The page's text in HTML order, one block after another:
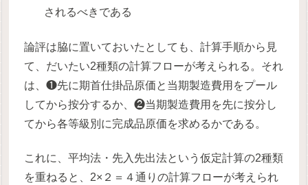
されるべきである
論評は脇に置いておいたとしても、計算手順から見
て、だいたい2種類の計算フローが考えられる。それ
は、❶先に期首仕掛品原価と当期製造費用をプール
してから按分するか、❷当期製造費用を先に按分し
てから各等級別に完成品原価を求めるかである。
これに、平均法・先入先出法という仮定計算の2種類
を重ねると、2×２＝４通りの計算フローが考えられ